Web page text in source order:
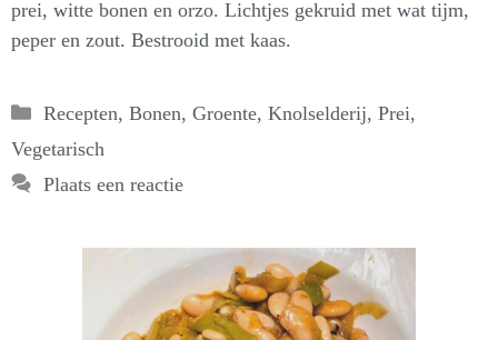
prei, witte bonen en orzo. Lichtjes gekruid met wat tijm,
peper en zout. Bestrooid met kaas.
Categorieën
Recepten, Bonen, Groente, Knolselderij, Prei,
Vegetarisch
Plaats een reactie